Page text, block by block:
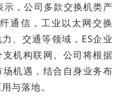
，公司多款交换机类产
通信，工业以太网交换
、交通等领域，ES企业
机构联网。公司将根据
机遇，结合自身业务布
与落地。